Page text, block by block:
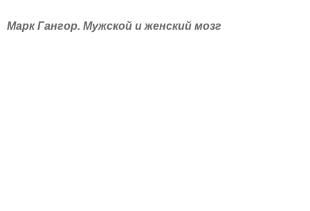
Марк Гангор. Мужской и женский мозг